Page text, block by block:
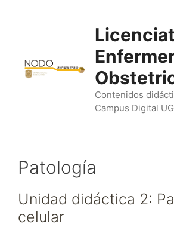
Contenidos
Campus Digital UG
Patología
Unidad didáctica 2:
celular